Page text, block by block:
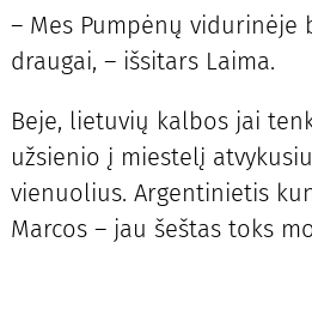
– Mes Pumpėnų vidurinėje
draugai, – išsitars Laima.
Beje, lietuvių kalbos jai
užsienio į miestelį
vienuolius. Argentinietis
Marcos – jau šeštas toks